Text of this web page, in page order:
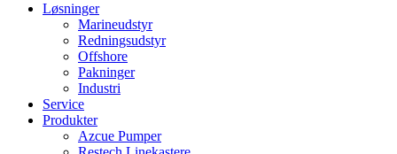
Løsninger
Marineudstyr
Redningsudstyr
Offshore
Pakninger
Industri
Service
Produkter
Azcue Pumper